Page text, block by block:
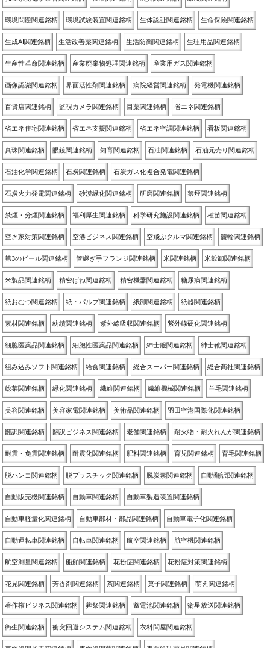
環境問題関連銘柄 環境試験装置関連銘柄 生体認証関連銘柄 生命保険関連銘柄
生成AI関連銘柄 生活改善薬関連銘柄 生活防衛関連銘柄 生理用品関連銘柄
生産性革命関連銘柄 産業廃棄物処理関連銘柄 産業用ガス関連銘柄
画像認識関連銘柄 界面活性剤関連銘柄 病院経営関連銘柄 発電機関連銘柄
百貨店関連銘柄 監視カメラ関連銘柄 目薬関連銘柄 省エネ関連銘柄
省エネ住宅関連銘柄 省エネ支援関連銘柄 省エネ空調関連銘柄 看板関連銘柄
真珠関連銘柄 眼鏡関連銘柄 知育関連銘柄 石油関連銘柄 石油元売り関連銘柄
石油化学関連銘柄 石炭関連銘柄 石炭ガス化複合発電関連銘柄
石炭火力発電関連銘柄 砂漠緑化関連銘柄 研磨関連銘柄 禁煙関連銘柄
禁煙・分煙関連銘柄 福利厚生関連銘柄 科学研究施設関連銘柄 種苗関連銘柄
空き家対策関連銘柄 空港ビジネス関連銘柄 空飛ぶクルマ関連銘柄 競輪関連銘柄
第3のビール関連銘柄 管継ぎ手フランジ関連銘柄 米関連銘柄 米穀卸関連銘柄
米製品関連銘柄 精密ばね関連銘柄 精密機器関連銘柄 糖尿病関連銘柄
紙おむつ関連銘柄 紙・パルプ関連銘柄 紙卸関連銘柄 紙器関連銘柄
素材関連銘柄 紡績関連銘柄 紫外線吸収関連銘柄 紫外線硬化関連銘柄
細胞医薬品関連銘柄 細胞性医薬品関連銘柄 紳士服関連銘柄 紳士靴関連銘柄
組み込みソフト関連銘柄 給食関連銘柄 総合スーパー関連銘柄 総合商社関連銘柄
総菜関連銘柄 緑化関連銘柄 繊維関連銘柄 繊維機械関連銘柄 羊毛関連銘柄
美容関連銘柄 美容家電関連銘柄 美術品関連銘柄 羽田空港国際化関連銘柄
翻訳関連銘柄 翻訳ビジネス関連銘柄 老舗関連銘柄 耐火物・耐火れんが関連銘柄
耐震・免震関連銘柄 耐震化関連銘柄 肥料関連銘柄 育児関連銘柄 育毛関連銘柄
脱ハンコ関連銘柄 脱プラスチック関連銘柄 脱炭素関連銘柄 自動翻訳関連銘柄
自動販売機関連銘柄 自動車関連銘柄 自動車製造装置関連銘柄
自動車軽量化関連銘柄 自動車部材・部品関連銘柄 自動車電子化関連銘柄
自動運転車関連銘柄 自転車関連銘柄 航空関連銘柄 航空機関連銘柄
航空測量関連銘柄 船舶関連銘柄 花粉症関連銘柄 花粉症対策関連銘柄
花見関連銘柄 芳香剤関連銘柄 茶関連銘柄 菓子関連銘柄 萌え関連銘柄
著作権ビジネス関連銘柄 葬祭関連銘柄 蓄電池関連銘柄 衛星放送関連銘柄
衛生関連銘柄 衝突回避システム関連銘柄 衣料問屋関連銘柄